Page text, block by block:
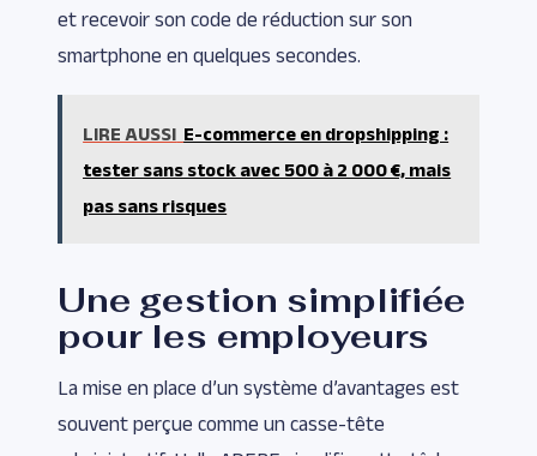
et recevoir son code de réduction sur son
smartphone en quelques secondes.
LIRE AUSSI E-commerce en dropshipping :
tester sans stock avec 500 à 2 000 €, mais
pas sans risques
Une gestion simplifiée
pour les employeurs
La mise en place d’un système d’avantages est
souvent perçue comme un casse-tête